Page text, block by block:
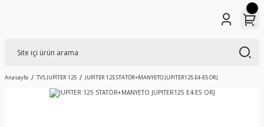
Anasayfa TVS JUPİTER 125 JUPİTER 125 STATÖR+MANYETO JUPITER125 E4-E5 ORJ